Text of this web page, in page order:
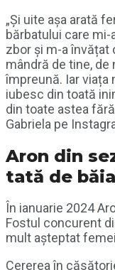
„Și uite așa arată
bărbatului care
zbor și m-a învățat
mândră de tine, de
împreună. Iar viața
iubesc din toată
din toate astea
Gabriela pe
Aron din
tată de
În ianuarie 2024
Fostul concurent
mult așteptat
Cererea în